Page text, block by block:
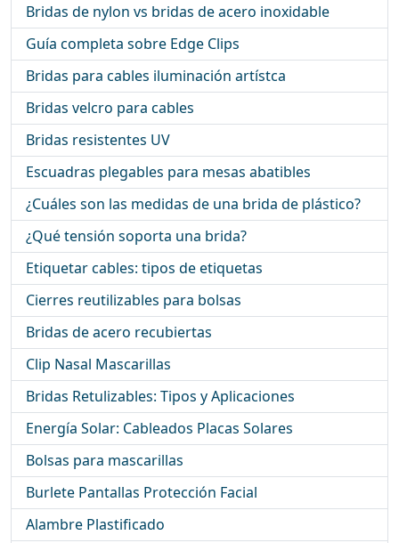
Bridas de nylon vs bridas de acero inoxidable
Guía completa sobre Edge Clips
Bridas para cables iluminación artístca
Bridas velcro para cables
Bridas resistentes UV
Escuadras plegables para mesas abatibles
¿Cuáles son las medidas de una brida de plástico?
¿Qué tensión soporta una brida?
Etiquetar cables: tipos de etiquetas
Cierres reutilizables para bolsas
Bridas de acero recubiertas
Clip Nasal Mascarillas
Bridas Retulizables: Tipos y Aplicaciones
Energía Solar: Cableados Placas Solares
Bolsas para mascarillas
Burlete Pantallas Protección Facial
Alambre Plastificado